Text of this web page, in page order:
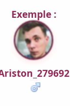
Exemple :